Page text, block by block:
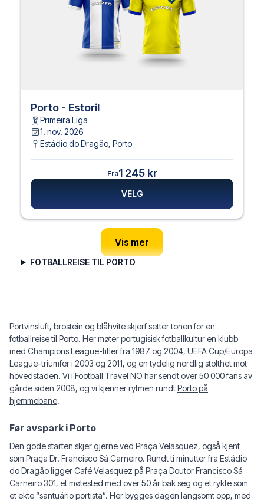
Porto - Estoril
Primeira Liga
1. nov. 2026
Estádio do Dragão, Porto
Fra1 245 kr
VELG
Vis mer
FOTBALLREISE TIL PORTO
Portvinsluft, brostein og blåhvite skjerf setter tonen for en
fotballreise til Porto. Her møter portugisisk fotballkultur en klubb
med Champions League-titler fra 1987 og 2004, UEFA Cup/Europa
League-triumfer i 2003 og 2011, og en tydelig nordlig stolthet mot
hovedstaden. Vi i Football Travel NO har sendt over 50 000 fans av
gårde siden 2008, og vi kjenner rytmen rundtPorto på
hjemmebane.
Før avspark i Porto
Den gode starten skjer gjerne ved Praça Velasquez, også kjent
som Praça Dr. Francisco Sá Carneiro. Rundt ti minutter fra Estádio
do Dragão ligger Café Velasquez på Praça Doutor Francisco Sá
Carneiro 301, et møtested med over 50 år bak seg og et rykte som
et ekte “santuário portista”. Her bygges dagen langsomt opp, med